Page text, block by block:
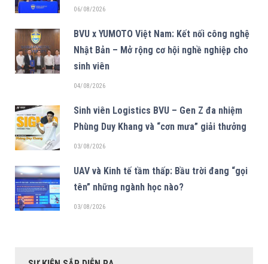
06/08/2026
BVU x YUMOTO Việt Nam: Kết nối công nghệ
Nhật Bản – Mở rộng cơ hội nghề nghiệp cho
sinh viên
04/08/2026
Sinh viên Logistics BVU – Gen Z đa nhiệm
Phùng Duy Khang và “cơn mưa” giải thưởng
03/08/2026
UAV và Kinh tế tầm thấp: Bầu trời đang “gọi
tên” những ngành học nào?
03/08/2026